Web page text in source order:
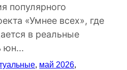
популярного
«Умнее всех», где
в реальные
юн...
, май 2026,